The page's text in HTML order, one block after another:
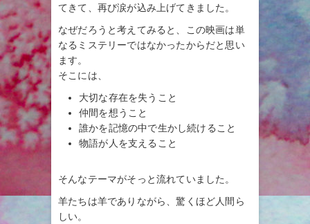
てきて、再び涙が込み上げてきました。
なぜだろうと考えてみると、この映画は単
なるミステリーではなかったからだと思い
ます。
そこには、
大切な存在を失うこと
仲間を想うこと
誰かを記憶の中で生かし続けること
物語が人を支えること
そんなテーマがそっと流れていました。
羊たちは羊でありながら、驚くほど人間ら
しい。